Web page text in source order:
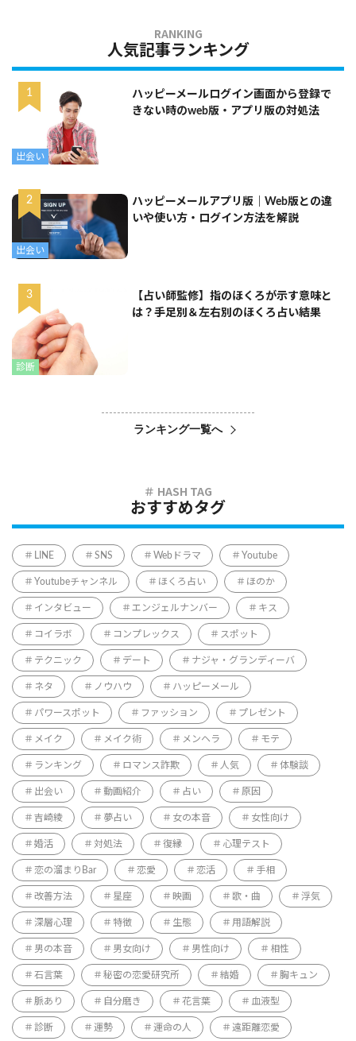
人気記事ランキング
出会い
ハッピーメールログイン画面から登録で
きない時のweb版・アプリ版の対処法
出会い
ハッピーメールアプリ版｜Web版との違
いや使い方・ログイン方法を解説
診断
【占い師監修】指のほくろが示す意味と
は？手足別＆左右別のほくろ占い結果
ランキング一覧へ
おすすめタグ
LINE SNS Webドラマ Youtube
Youtubeチャンネル ほくろ占い ほのか
インタビュー エンジェルナンバー キス
コイラボ コンプレックス スポット
テクニック デート ナジャ・グランディーバ
ネタ ノウハウ ハッピーメール
パワースポット ファッション プレゼント
メイク メイク術 メンヘラ モテ
ランキング ロマンス詐欺 人気 体験談
出会い 動画紹介 占い 原因
吉崎綾 夢占い 女の本音 女性向け
婚活 対処法 復縁 心理テスト
恋の溜まりBar 恋愛 恋活 手相
改善方法 星座 映画 歌・曲 浮気
深層心理 特徴 生態 用語解説
男の本音 男女向け 男性向け 相性
石言葉 秘密の恋愛研究所 結婚 胸キュン
脈あり 自分磨き 花言葉 血液型
診断 運勢 運命の人 遠距離恋愛